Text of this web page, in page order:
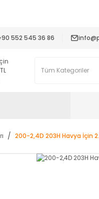
552 545 36 86
200-2,4D 203H Havya İçin